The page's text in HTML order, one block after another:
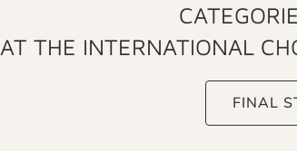
AT THE INTERNATIONAL
FINAL